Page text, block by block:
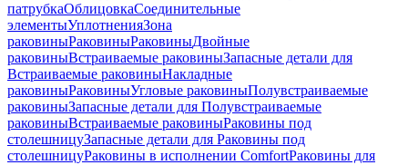
патрубкаОблицовкаСоединительные
элементыУплотненияЗона
раковиныРаковиныРаковиныДвойные
раковиныВстраиваемые раковиныЗапасные детали для
Встраиваемые раковиныНакладные
раковиныРаковиныУгловые раковиныПолувстраиваемые
раковиныЗапасные детали для Полувстраиваемые
раковиныВстраиваемые раковиныРаковины под
столешницуЗапасные детали для Раковины под
столешницуРаковины в исполнении ComfortPаковины для